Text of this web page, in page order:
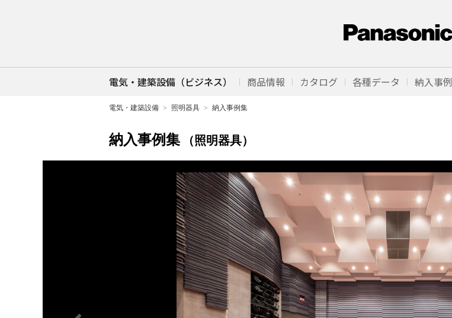
電気・建築設備（ビジネス） 商品情報 カタログ 各種データ 納入事例
電気・建築設備 照明器具 納入事例集
納入事例集 （照明器具）